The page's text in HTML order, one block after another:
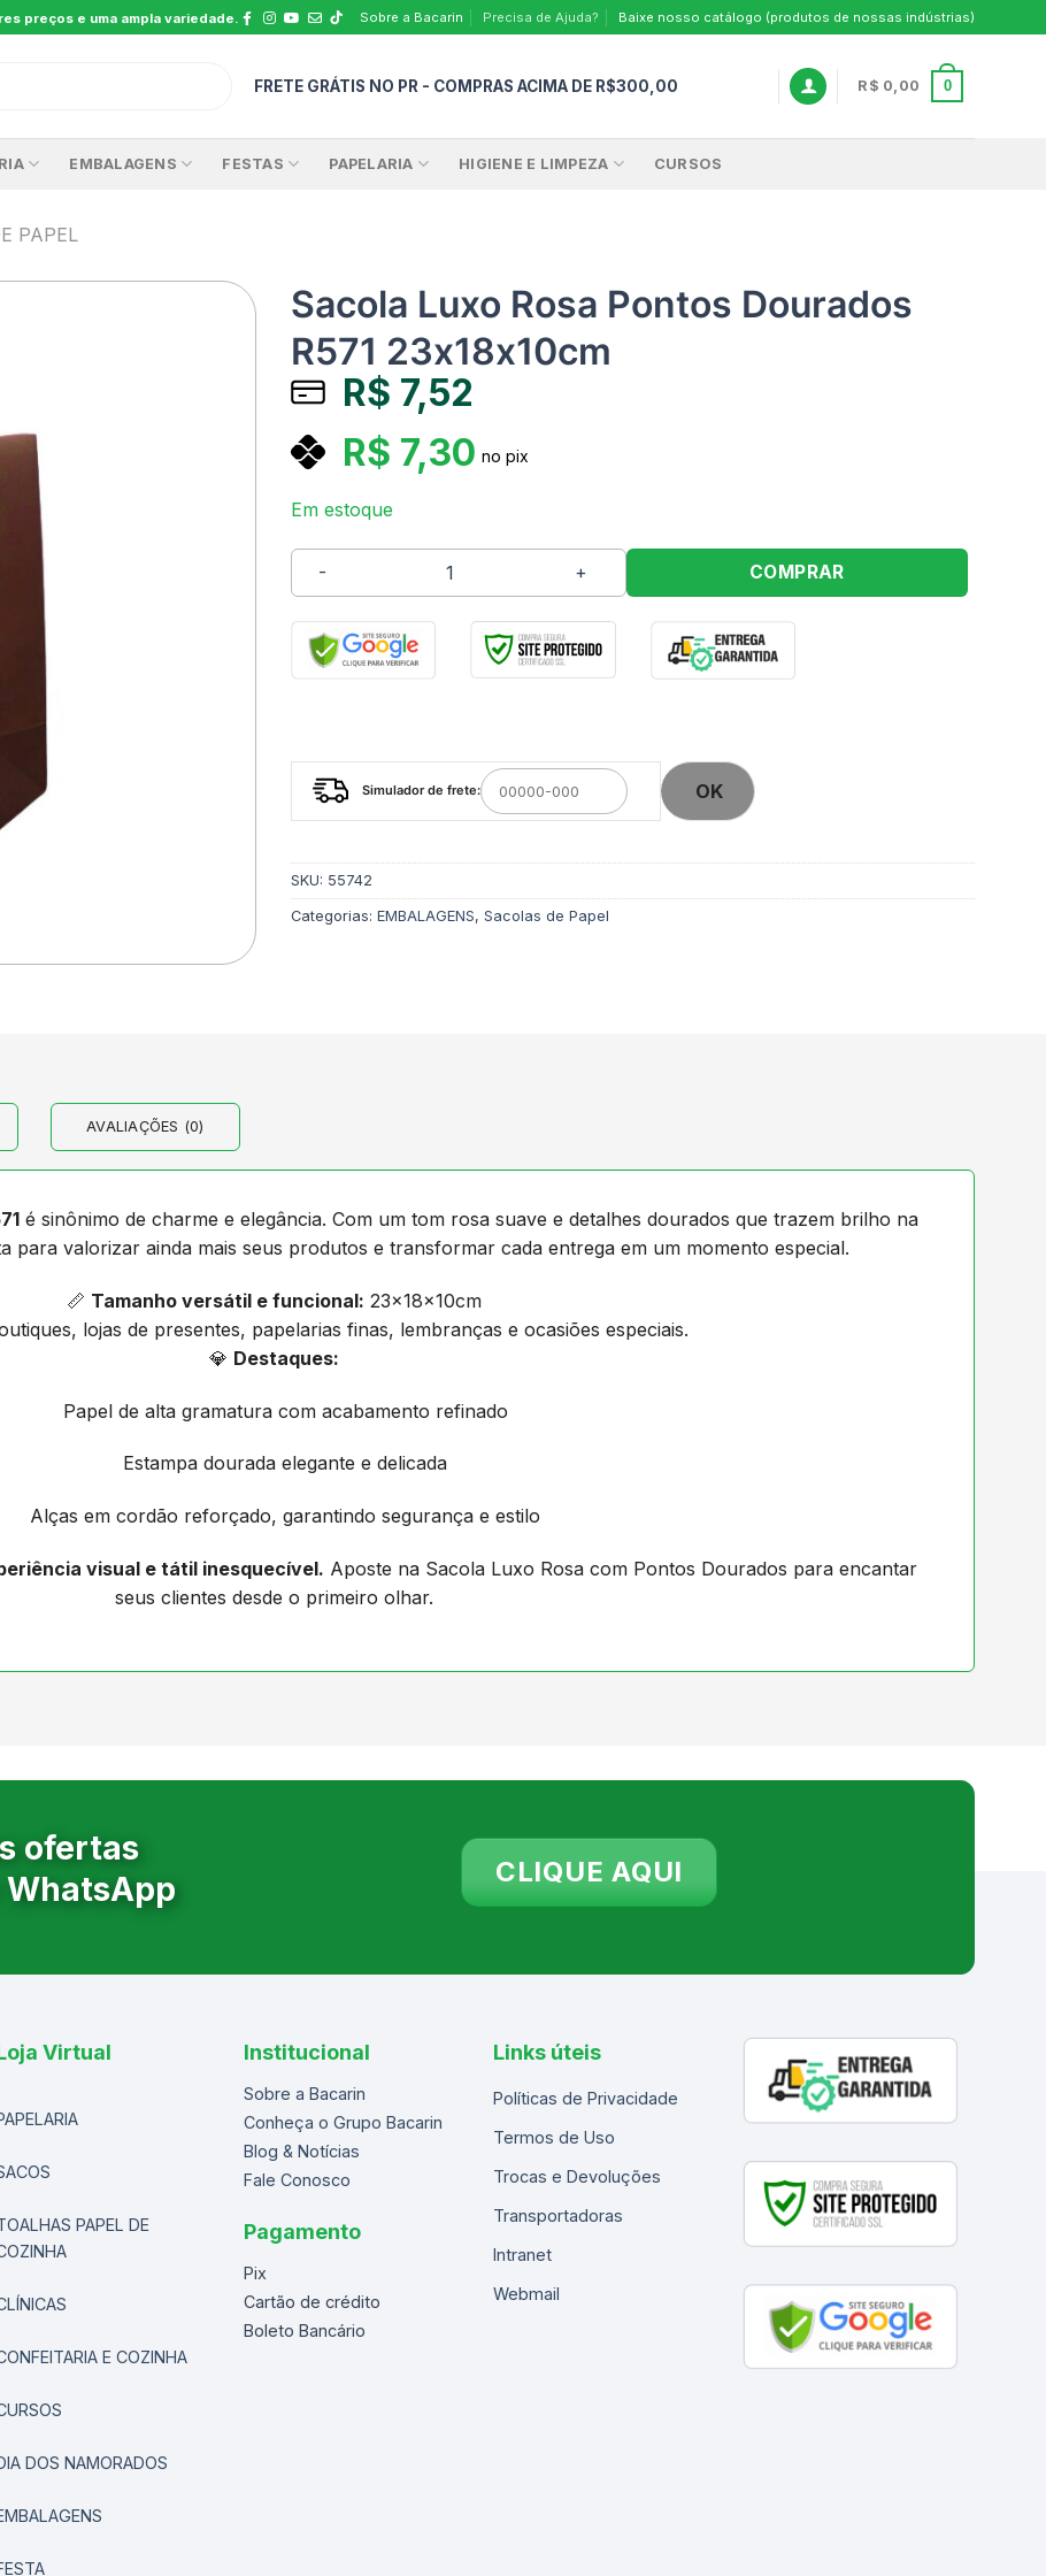
preços e uma ampla variedade. Sobre a Bacarin Precisa de Ajuda? Baixe nosso catálogo (produtos de nossas indústrias)
FRETE GRÁTIS NO PR - COMPRAS ACIMA DE R$300,00 R$ 0,00 0
EMBALAGENS FESTAS PAPELARIA HIGIENE E LIMPEZA CURSOS
PAPEL
Sacola Luxo Rosa Pontos Dourados
R571 23x18x10cm
R$ 7,52
R$ 7,30 no pix
Em estoque
Sacola Luxo Rosa Pontos Dourados R571 23x18x10cm quantidade
COMPRAR
Simulador de frete: OK
SKU: 55742
Categorias: EMBALAGENS, Sacolas de Papel
AVALIAÇÕES (0)
é sinônimo de charme e elegância. Com um tom rosa suave e detalhes dourados que trazem brilho na
para valorizar ainda mais seus produtos e transformar cada entrega em um momento especial.
📏 Tamanho versátil e funcional: 23x18x10cm
lojas de presentes, papelarias finas, lembranças e ocasiões especiais.
💎 Destaques:
Papel de alta gramatura com acabamento refinado
Estampa dourada elegante e delicada
Alças em cordão reforçado, garantindo segurança e estilo
visual e tátil inesquecível. Aposte na Sacola Luxo Rosa com Pontos Dourados para encantar
seus clientes desde o primeiro olhar.
ofertas
CLIQUE AQUI
Virtual
PAPEL DE
E COZINHA
DOS NAMORADOS
Institucional
Sobre a Bacarin
Conheça o Grupo Bacarin
Blog & Notícias
Fale Conosco
Pagamento
Pix
Cartão de crédito
Boleto Bancário
Links úteis
Políticas de Privacidade
Termos de Uso
Trocas e Devoluções
Transportadoras
Intranet
Webmail